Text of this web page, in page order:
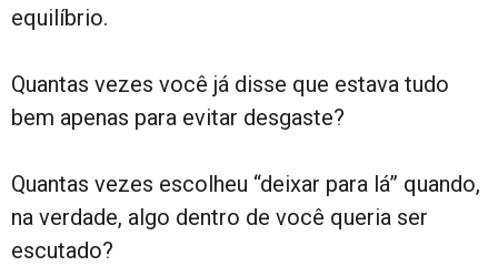
equilíbrio.
Quantas vezes você já disse que estava tudo
bem apenas para evitar desgaste?
Quantas vezes escolheu “deixar para lá” quando,
na verdade, algo dentro de você queria ser
escutado?